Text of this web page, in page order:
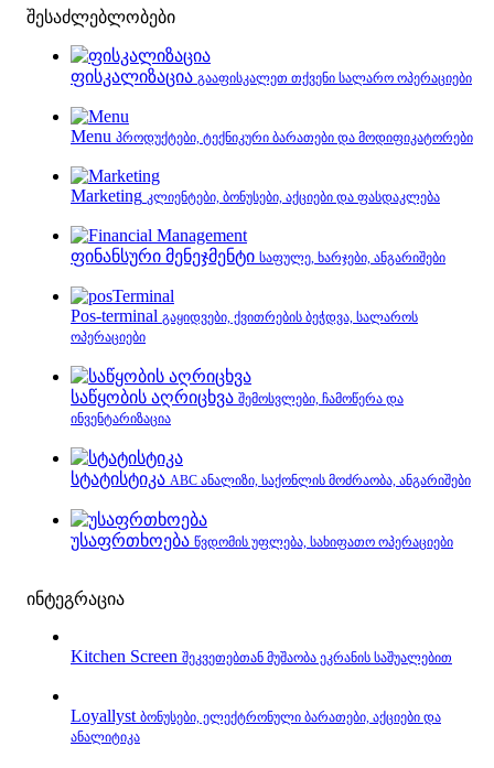
შესაძლებლობები
ფისკალიზაცია გააფისკალეთ თქვენი სალარო ოპერაციები
Menu პროდუქტები, ტექნიკური ბარათები და მოდიფიკატორები
Marketing კლიენტები, ბონუსები, აქციები და ფასდაკლება
ფინანსური მენეჯმენტი საფულე, ხარჯები, ანგარიშები
Pos-terminal გაყიდვები, ქვითრების ბეჭდვა, სალაროს
ოპერაციები
საწყობის აღრიცხვა შემოსვლები, ჩამოწერა და
ინვენტარიზაცია
სტატისტიკა ABC ანალიზი, საქონლის მოძრაობა, ანგარიშები
უსაფრთხოება წვდომის უფლება, სახიფათო ოპერაციები
ინტეგრაცია
Kitchen Screen შეკვეთებთან მუშაობა ეკრანის საშუალებით
Loyallyst ბონუსები, ელექტრონული ბარათები, აქციები და
ანალიტიკა